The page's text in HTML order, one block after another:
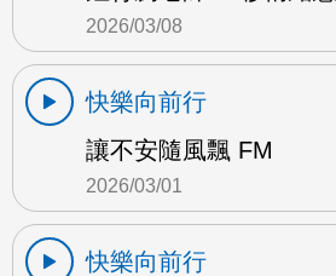
2026/03/08
快樂向前行
讓不安隨風飄 FM
2026/03/01
快樂向前行